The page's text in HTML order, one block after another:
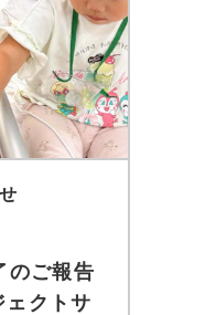
のご報告
ェクトサ